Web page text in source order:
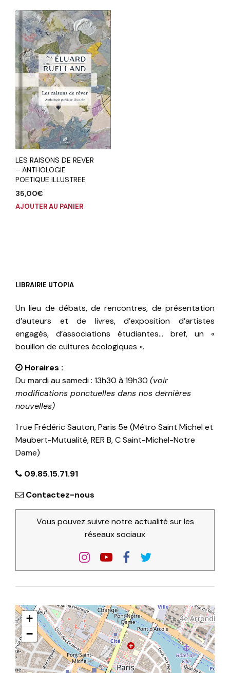
LES RAISONS DE REVER
– ANTHOLOGIE
POETIQUE ILLUSTREE
35,00€
AJOUTER AU PANIER
LIBRAIRIE UTOPIA
Un lieu de débats, de rencontres, de présentation
d’auteurs et de livres, d’exposition d’artistes
engagés, d’associations étudiantes… bref, un «
bouillon de cultures écologiques ».
Horaires :
Du mardi au samedi : 13h30 à 19h30 (voir
modifications ponctuelles dans nos dernières
nouvelles)
1 rue Frédéric Sauton, Paris 5e (Métro Saint Michel et
Maubert-Mutualité, RER B, C Saint-Michel-Notre
Dame)
09.85.15.71.91
Contactez-nous
Vous pouvez suivre notre actualité sur les
réseaux sociaux
+
−